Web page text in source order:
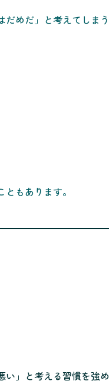
だめだ」と考えてしまう
もあります。
」と考える習慣を強め